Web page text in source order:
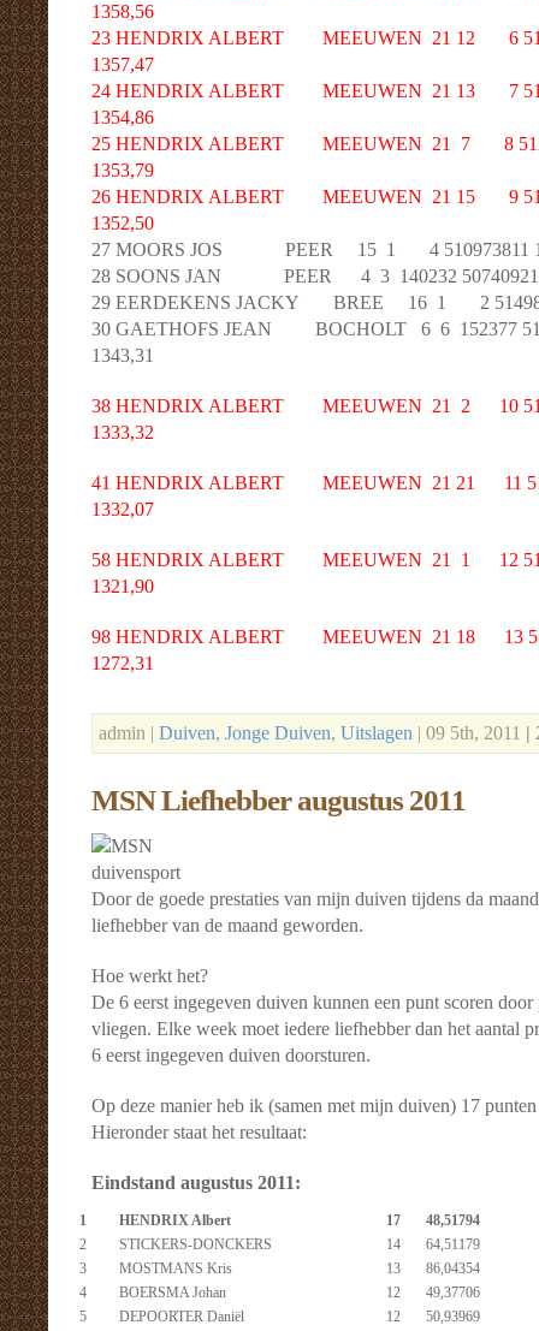
1358,56
23 HENDRIX ALBERT MEEUWEN 21 12 6
1357,47
24 HENDRIX ALBERT MEEUWEN 21 13 7
1354,86
25 HENDRIX ALBERT MEEUWEN 21 7 8
1353,79
26 HENDRIX ALBERT MEEUWEN 21 15 9
1352,50
27 MOORS JOS PEER 15 1 4 510973811
28 SOONS JAN PEER 4 3 140232 507409211
29 EERDEKENS JACKY BREE 16 1 2
30 GAETHOFS JEAN BOCHOLT 6 6 152377
1343,31
38 HENDRIX ALBERT MEEUWEN 21 2 10
1333,32
41 HENDRIX ALBERT MEEUWEN 21 21 11
1332,07
58 HENDRIX ALBERT MEEUWEN 21 1 12
1321,90
98 HENDRIX ALBERT MEEUWEN 21 18 13
1272,31
admin | Duiven, Jonge Duiven, Uitslagen | 09 5th, 2011 |
MSN Liefhebber augustus 2011
Door de goede prestaties van mijn duiven tijdens da
liefhebber van de maand geworden.
Hoe werkt het?
De 6 eerst ingegeven duiven kunnen een punt scoren
vliegen. Elke week moet iedere liefhebber dan het aantal
6 eerst ingegeven duiven doorsturen.
Op deze manier heb ik (samen met mijn duiven) 17
Hieronder staat het resultaat:
Eindstand augustus 2011:
1 HENDRIX Albert 17
48,51794
2
STICKERS-DONCKERS 14
64,51179
3
MOSTMANS Kris 13
86,04354
4
BOERSMA Johan 12
49,37706
5
DEPOORTER Daniël 12
50,93969